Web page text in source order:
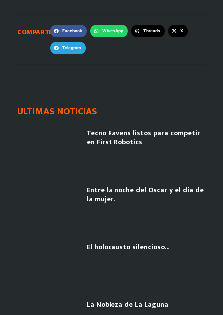
COMPARTE: Facebook WhatsApp Threads X
Telegram
ULTIMAS NOTICIAS
Tecno Ravens listos para competir
en First Robotics
Entre la noche del Oscar y el día de
la mujer.
El holocausto silencioso…
La Nobleza de La Laguna